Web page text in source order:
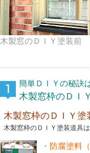
木製窓のＤＩＹ塗装前
簡単ＤＩＹの秘訣
木製窓枠のＤＩ
木製窓枠のＤＩＹ塗
木製窓枠のＤＩＹ塗装道具
・ 防腐塗料